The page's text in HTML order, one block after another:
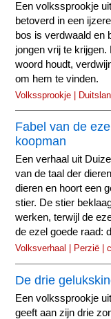
Een volkssprookje
betoverd in een
bos is verdwaald en
jongen vrij te
woord houdt,
om hem te vinden.
Volkssprookje |
Fabel van de
koopman
Een verhaal uit
van de taal der
dieren en hoort een
stier. De stier
werken, terwijl de
de ezel goede raad:
Volksverhaal | Perzië |
De drie
Een volkssprookje
geeft aan zijn drie